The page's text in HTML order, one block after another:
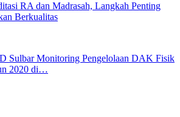
RA dan Madrasah, Langkah Penting
Berkualitas
Sulbar Monitoring Pengelolaan DAK Fisik
2020 di…